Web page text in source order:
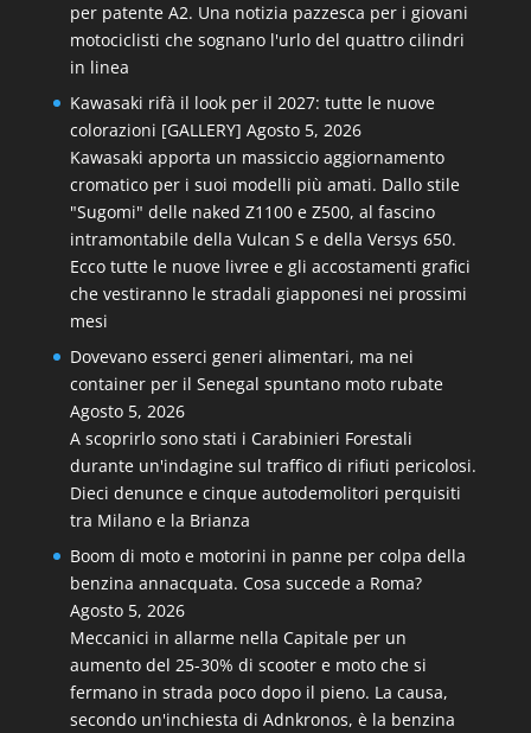
per patente A2. Una notizia pazzesca per i giovani
motociclisti che sognano l'urlo del quattro cilindri
in linea
Kawasaki rifà il look per il 2027: tutte le nuove
colorazioni [GALLERY] Agosto 5, 2026
Kawasaki apporta un massiccio aggiornamento
cromatico per i suoi modelli più amati. Dallo stile
"Sugomi" delle naked Z1100 e Z500, al fascino
intramontabile della Vulcan S e della Versys 650.
Ecco tutte le nuove livree e gli accostamenti grafici
che vestiranno le stradali giapponesi nei prossimi
mesi
Dovevano esserci generi alimentari, ma nei
container per il Senegal spuntano moto rubate
Agosto 5, 2026
A scoprirlo sono stati i Carabinieri Forestali
durante un'indagine sul traffico di rifiuti pericolosi.
Dieci denunce e cinque autodemolitori perquisiti
tra Milano e la Brianza
Boom di moto e motorini in panne per colpa della
benzina annacquata. Cosa succede a Roma?
Agosto 5, 2026
Meccanici in allarme nella Capitale per un
aumento del 25-30% di scooter e moto che si
fermano in strada poco dopo il pieno. La causa,
secondo un'inchiesta di Adnkronos, è la benzina